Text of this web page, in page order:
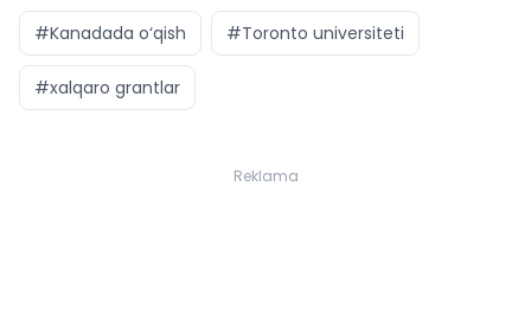
#Kanadada o‘qish #Toronto universiteti
#xalqaro grantlar
Reklama